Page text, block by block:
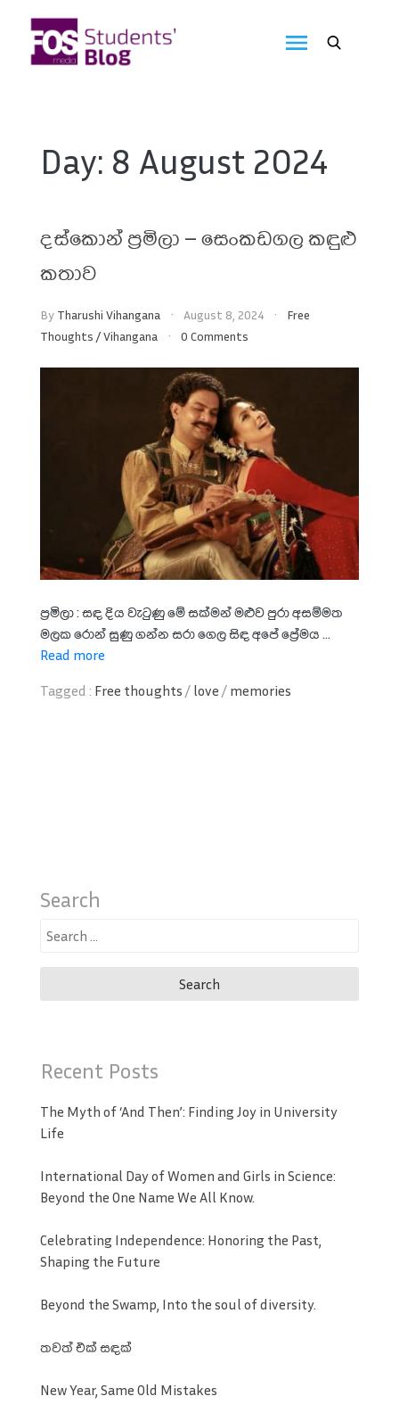
content
Blog
Day: 8 August 2024
දස්කොන් ප්‍රමිලා – සෙංකඩගල කඳුළු
කතාව
By Tharushi Vihangana August 8, 2024
Free
Thoughts /Vihangana 0 Comments
ප්‍රමිලා : සඳ දිය වැටුණු මේ සක්මන් මළුව පුරා අසම්මත
මලක රොන් සුණු ගන්න සරා ගෙල සිඳ අපේ ප්‍රේමය ...
Read more
Tagged : Free thoughts / love / memories
Search
Search
Recent Posts
The Myth of ‘And Then’: Finding Joy in University
Life
International Day of Women and Girls in Science:
Beyond the One Name We All Know.
Celebrating Independence: Honoring the Past,
Shaping the Future
Beyond the Swamp, Into the soul of diversity.
තවත් එක් සඳක්
New Year, Same Old Mistakes